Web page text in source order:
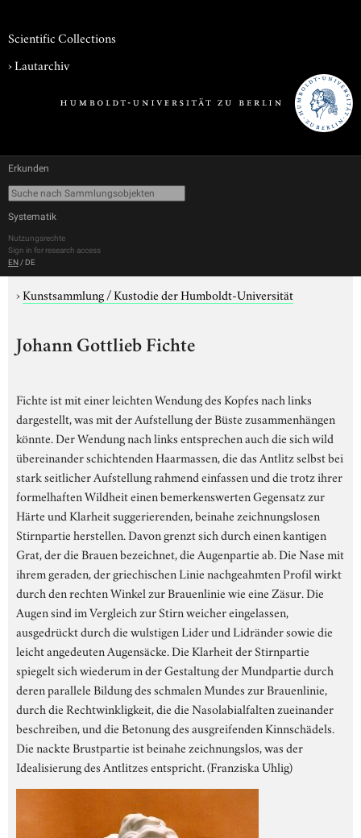
Scientific Collections
›Lautarchiv
Erkunden
Systematik
Nutzungsrechte
Sign in for research access
EN / DE
›Kunstsammlung / Kustodie der Humboldt-Universität
Johann Gottlieb Fichte
Fichte ist mit einer leichten Wendung des Kopfes nach links
dargestellt, was mit der Aufstellung der Büste zusammenhängen
könnte. Der Wendung nach links entsprechen auch die sich wild
übereinander schichtenden Haarmassen, die das Antlitz selbst bei
stark seitlicher Aufstellung rahmend einfassen und die trotz ihrer
formelhaften Wildheit einen bemerkenswerten Gegensatz zur
Härte und Klarheit suggerierenden, beinahe zeichnungslosen
Stirnpartie herstellen. Davon grenzt sich durch einen kantigen
Grat, der die Brauen bezeichnet, die Augenpartie ab. Die Nase mit
ihrem geraden, der griechischen Linie nachgeahmten Profil wirkt
durch den rechten Winkel zur Brauenlinie wie eine Zäsur. Die
Augen sind im Vergleich zur Stirn weicher eingelassen,
ausgedrückt durch die wulstigen Lider und Lidränder sowie die
leicht angedeuten Augensäcke. Die Klarheit der Stirnpartie
spiegelt sich wiederum in der Gestaltung der Mundpartie durch
deren parallele Bildung des schmalen Mundes zur Brauenlinie,
durch die Rechtwinkligkeit, die die Nasolabialfalten zueinander
beschreiben, und die Betonung des ausgreifenden Kinnschädels.
Die nackte Brustpartie ist beinahe zeichnungslos, was der
Idealisierung des Antlitzes entspricht. (Franziska Uhlig)